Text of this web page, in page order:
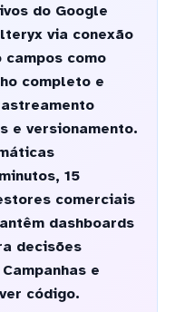
do Google
via conexão
como
completo e
e versionamento.
15
comerciais
dashboards
decisões
e
código.